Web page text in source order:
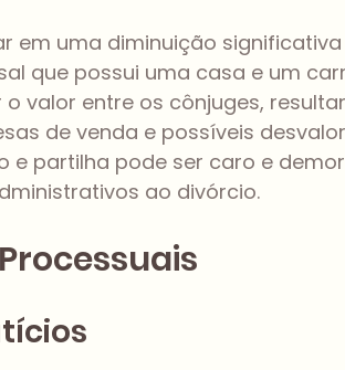
em uma diminuição
que possui uma casa e um
valor entre os cônjuges,
de venda e possíveis
e partilha pode ser caro e
ao divórcio.